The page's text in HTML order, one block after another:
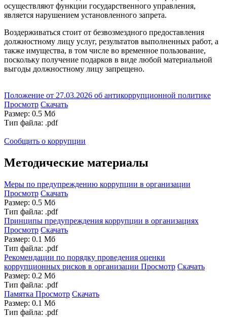
осуществляют функции государственного управления,
является нарушением установленного запрета.
Воздерживаться стоит от безвозмездного предоставления
должностному лицу услуг, результатов выполненных работ, а
также имущества, в том числе во временное пользование,
поскольку получение подарков в виде любой материальной
выгоды должностному лицу запрещено.
Положение от 27.03.2026 об антикоррупционной политике
Просмотр Скачать
Размер: 0.5 Мб
Тип файла: .pdf
Сообщить о коррупции
Методические материалы
Меры по предупреждению коррупции в организации
Просмотр Скачать
Размер: 0.5 Мб
Тип файла: .pdf
Принципы предупреждения коррупции в организациях
Просмотр Скачать
Размер: 0.1 Мб
Тип файла: .pdf
Рекомендации по порядку проведения оценки
коррупционных рисков в организации Просмотр Скачать
Размер: 0.2 Мб
Тип файла: .pdf
Памятка Просмотр Скачать
Размер: 0.1 Мб
Тип файла: .pdf